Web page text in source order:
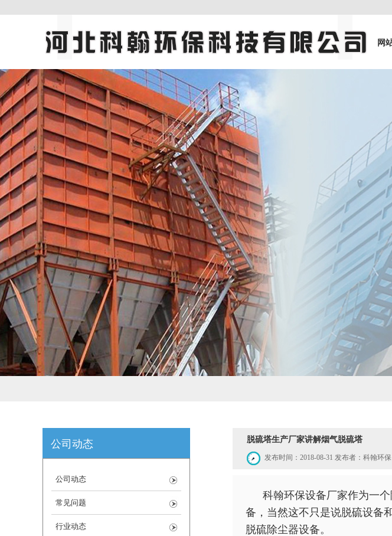
网
公司动态
公司动态
常见问题
行业动态
脱硫塔生产厂家讲解烟气脱硫塔
发布时间：2018-08-31 发布者：科翰环保
科翰环保设备厂家作为一
备，当然这不只是说脱硫设备
脱硫除尘器设备。